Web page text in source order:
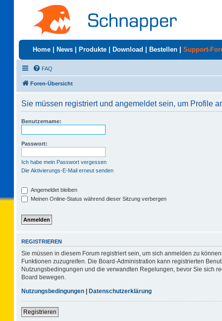
Home News Produkte Download Bestellen Support-
FAQ
Foren-Übersicht
Sie müssen registriert und angemeldet sein, um Profile
Benutzername:
Passwort:
Ich habe mein Passwort vergessen
Die Aktivierungs-E-Mail erneut senden
Angemeldet bleiben
Meinen Online-Status während dieser Sitzung verbergen
REGISTRIEREN
Sie müssen in diesem Forum registriert sein, um sich anmelden zu
Funktionen zuzugreifen. Die Board-Administration kann registrierten
Nutzungsbedingungen und die verwandten Regelungen, bevor Sie sich
Board bewegen.
Nutzungsbedingungen | Datenschutzerklärung
Registrieren